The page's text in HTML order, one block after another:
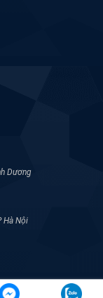
Dương
Hà Nội